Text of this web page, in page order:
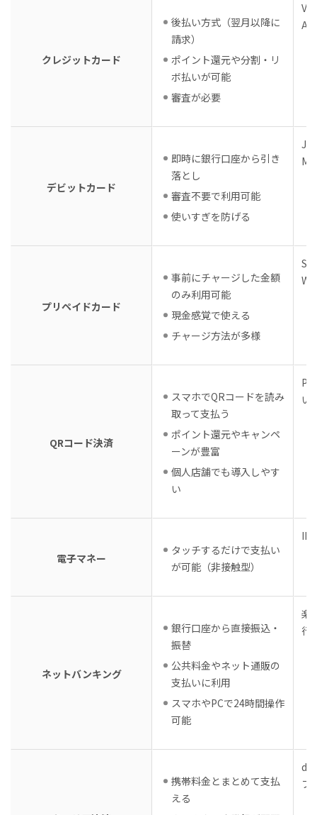
クレジットカード
後払い方式（翌月以降に
請求）
ポイント還元や分割・リ
ボ払いが可能
審査が必要
デビットカード
即時に銀行口座から引き
落とし
審査不要で利用可能
使いすぎを防げる
J-
プリペイドカード
事前にチャージした金額
のみ利用可能
現金感覚で使える
チャージ方法が多様
QRコード決済
スマホでQRコードを読み
取って支払う
ポイント還元やキャンペ
ーンが豊富
個人店舗でも導入しやす
い
い
電子マネー
タッチするだけで支払い
が可能（非接触型）
ID
ネットバンキング
銀行口座から直接振込・
振替
公共料金やネット通販の
支払いに利用
スマホやPCで24時間操作
可能
楽
行
携帯料金とまとめて支払
える
d
フ